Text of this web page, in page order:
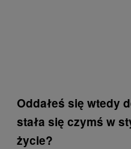
Oddałeś się wtedy
stała się czymś w
życie?